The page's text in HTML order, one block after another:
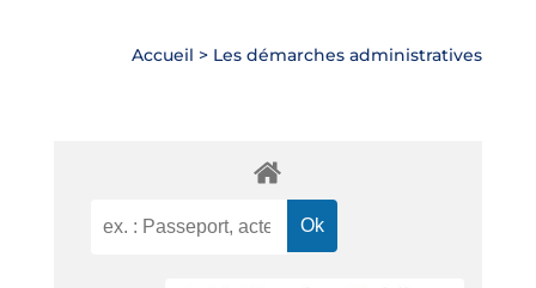
Accueil > Les démarches administratives